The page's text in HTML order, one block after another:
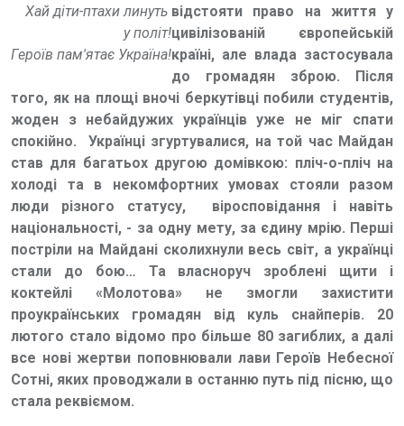
Хай діти-птахи линуть
у політ!
Героїв пам'ятає Україна!
відстояти право на життя у
цивілізованій європейській
країні, але влада застосувала
до громадян зброю. Після
того, як на площі вночі беркутівці побили студентів,
жоден з небайдужих українців уже не міг спати
спокійно. Українці згуртувалися, на той час Майдан
став для багатьох другою домівкою: пліч-о-пліч на
холоді та в некомфортних умовах стояли разом
люди різного статусу, віросповідання і навіть
національності, - за одну мету, за єдину мрію. Перші
постріли на Майдані сколихнули весь світ, а українці
стали до бою… Та власноруч зроблені щити і
коктейлі «Молотова» не змогли захистити
проукраїнських громадян від куль снайперів. 20
лютого стало відомо про більше 80 загиблих, а далі
все нові жертви поповнювали лави Героїв Небесної
Сотні, яких проводжали в останню путь під пісню, що
стала реквіємом.